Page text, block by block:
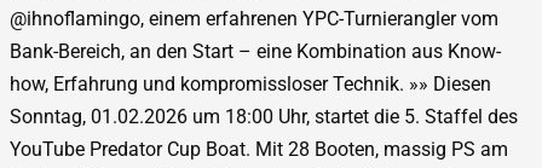
@ihnoflamingo, einem erfahrenen YPC-Turnierangler vom
Bank-Bereich, an den Start – eine Kombination aus Know-
how, Erfahrung und kompromissloser Technik. »» Diesen
Sonntag, 01.02.2026 um 18:00 Uhr, startet die 5. Staffel des
YouTube Predator Cup Boat. Mit 28 Booten, massig PS am